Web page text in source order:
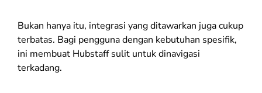
Bukan hanya itu, integrasi yang ditawarkan juga cukup
terbatas. Bagi pengguna dengan kebutuhan spesifik,
ini membuat Hubstaff sulit untuk dinavigasi
terkadang.